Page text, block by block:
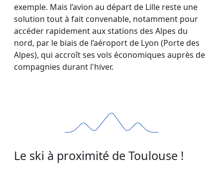
exemple. Mais l’avion au départ de Lille reste une
solution tout à fait convenable, notamment pour
accéder rapidement aux stations des Alpes du
nord, par le biais de l’aéroport de Lyon (Porte des
Alpes), qui accroît ses vols économiques auprès de
compagnies durant l'hiver.
Le ski à proximité de Toulouse !